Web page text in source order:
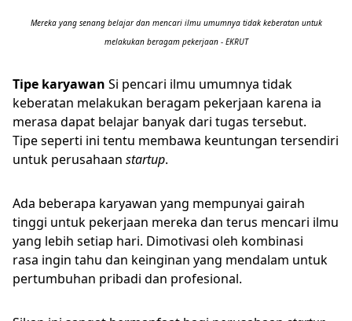
Mereka yang senang belajar dan mencari ilmu umumnya tidak keberatan untuk
melakukan beragam pekerjaan - EKRUT
Tipe karyawan Si pencari ilmu umumnya tidak
keberatan melakukan beragam pekerjaan karena ia
merasa dapat belajar banyak dari tugas tersebut.
Tipe seperti ini tentu membawa keuntungan tersendiri
untuk perusahaan startup.
Ada beberapa karyawan yang mempunyai gairah
tinggi untuk pekerjaan mereka dan terus mencari ilmu
yang lebih setiap hari. Dimotivasi oleh kombinasi
rasa ingin tahu dan keinginan yang mendalam untuk
pertumbuhan pribadi dan profesional.